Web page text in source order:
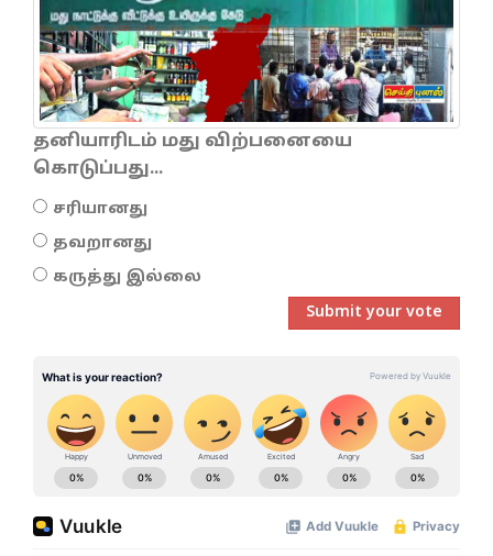
தனியாரிடம் மது விற்பனையை
கொடுப்பது...
சரியானது
தவறானது
கருத்து இல்லை
Submit your vote